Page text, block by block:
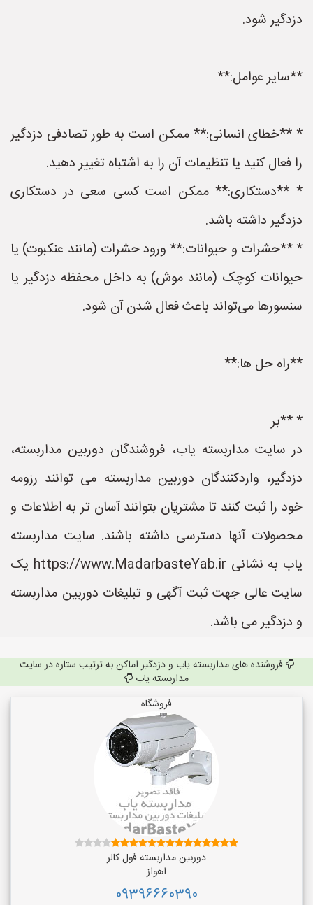
دزدگیر شود.
**سایر عوامل:**
* **خطای انسانی:** ممکن است به طور تصادفی دزدگیر
را فعال کنید یا تنظیمات آن را به اشتباه تغییر دهید.
* **دستکاری:** ممکن است کسی سعی در دستکاری
دزدگیر داشته باشد.
* **حشرات و حیوانات:** ورود حشرات (مانند عنکبوت) یا
حیوانات کوچک (مانند موش) به داخل محفظه دزدگیر یا
سنسورها می‌تواند باعث فعال شدن آن شود.
**راه حل ها:**
* **بر
در سایت مداربسته یاب، فروشندگان دوربین مداربسته،
دزدگیر، واردکنندگان دوربین مداربسته می توانند رزومه
خود را ثبت کنند تا مشتریان بتوانند آسان تر به اطلاعات و
محصولات آنها دسترسی داشته باشند. سایت مداربسته
یاب به نشانی https://www.MadarbasteYab.ir یک
سایت عالی جهت ثبت آگهی و تبلیغات دوربین مداربسته
و دزدگیر می باشد.
فروشنده های مداربسته یاب و دزدگیر اماکن به ترتیب ستاره در سایت
مداربسته یاب
فروشگاه
دوربین مداربسته فول کالر
اهواز
09396660390